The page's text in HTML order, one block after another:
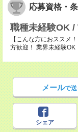
応募資格・
職種未経験OK
【こんな方におススメ
方歓迎！ 業界未経験OK
メールで送
シェア